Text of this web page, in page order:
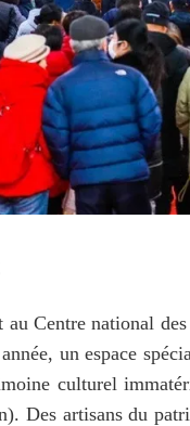
Centre national
un espace
culturel
Des artisans du